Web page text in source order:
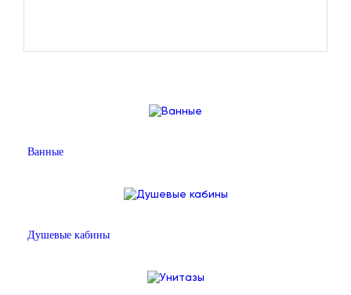
Ванные
Душевые кабины